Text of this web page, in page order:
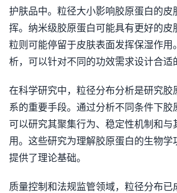
护肤品中。粒径大小影响胶原蛋白的皮
挥。纳米级胶原蛋白可能具有更好的皮
粒则可能停留于皮肤表面发挥保湿作用
析，可以针对不同的功效需求设计合适
在科学研究中，粒径分布分析是研究胶
系的重要手段。通过分析不同条件下胶
可以研究其聚集行为、稳定性机制和与
用。这些研究为理解胶原蛋白的生物学
提供了理论基础。
质量控制和法规监管领域，粒径分布已